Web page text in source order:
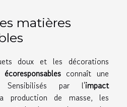
matières
doux et les décorations
connaît une
Sensibilisés par l'impact
production de masse, les